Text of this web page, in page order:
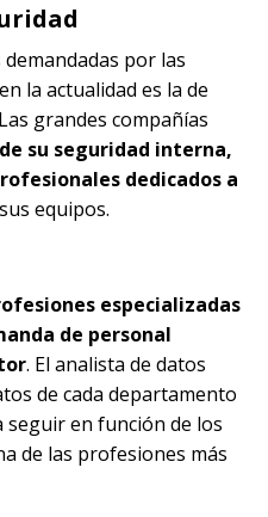
por las
la actualidad es la de
grandes compañías
su seguridad interna,
dedicados a
equipos.
especializadas
de personal
. El analista de datos
de cada departamento
seguir en función de los
de las profesiones más